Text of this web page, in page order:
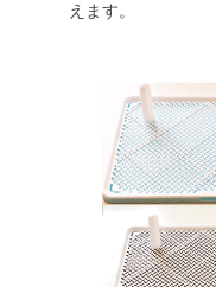
えます。